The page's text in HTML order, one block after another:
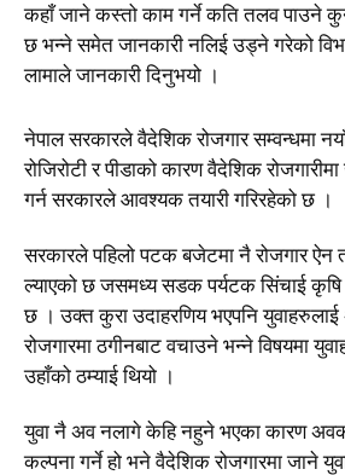
कहाँ जाने कस्तो काम गर्ने कति तलव पाउने
छ भन्ने समेत जानकारी नलिई उड्ने गरेको
लामाले जानकारी दिनुभयो ।
नेपाल सरकारले वैदेशिक रोजगार सम्वन्धमा
रोजिरोटी र पीडाको कारण वैदेशिक
गर्न सरकारले आवश्यक तयारी गरिरहेको छ ।
सरकारले पहिलो पटक बजेटमा नै रोजगार ऐन
ल्याएको छ जसमध्य सडक पर्यटक सिंचाई कृषि
छ । उक्त कुरा उदाहरणिय भएपनि
रोजगारमा ठगीनबाट वचाउने भन्ने विषयमा
उहाँको ठम्याई थियो ।
युवा नै अव नलागे केहि नहुने भएका कारण
कल्पना गर्ने हो भने वैदेशिक रोजगारमा जाने